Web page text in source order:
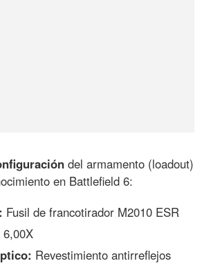
del armamento (loadout)
en Battlefield 6:
Fusil de francotirador M2010 ESR
6,00X
Revestimiento antirreflejos